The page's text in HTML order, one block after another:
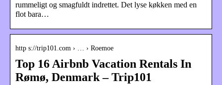
rummeligt og smagfuldt indrettet. Det lyse køkken med en
flot bara…
http s://trip101.com › … › Roemoe
Top 16 Airbnb Vacation Rentals In
Rømø, Denmark – Trip101